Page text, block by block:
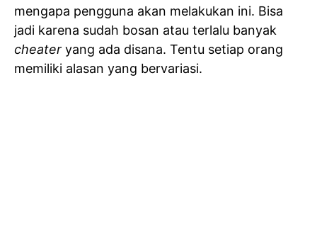
mengapa pengguna akan melakukan ini. Bisa
jadi karena sudah bosan atau terlalu banyak
cheater yang ada disana. Tentu setiap orang
memiliki alasan yang bervariasi.